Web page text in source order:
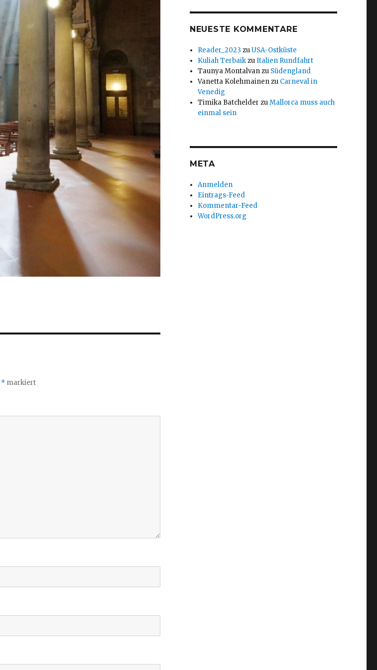
* markiert
NEUESTE KOMMENTARE
Reader_2023 zuUSA-Ostküste
Kuliah TerbaikzuItalien Rundfahrt
Taunya Montalvanzu Südengland
Vanetta Kolehmainenzu Carneval in
Venedig
Timika Batchelder zuMallorca muss auch
einmal sein
META
Anmelden
Eintrags-Feed
Kommentar-Feed
WordPress.org